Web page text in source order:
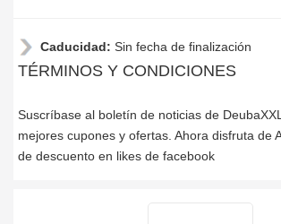
Caducidad: Sin fecha de finalización
TÉRMINOS Y CONDICIONES
Suscríbase al boletín de noticias de
mejores cupones y ofertas. Ahora disfruta de
de descuento en likes de facebook